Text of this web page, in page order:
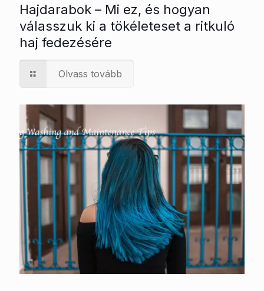
Hajdarabok – Mi ez, és hogyan
válasszuk ki a tökéleteset a ritkuló
haj fedezésére
Olvass tovább